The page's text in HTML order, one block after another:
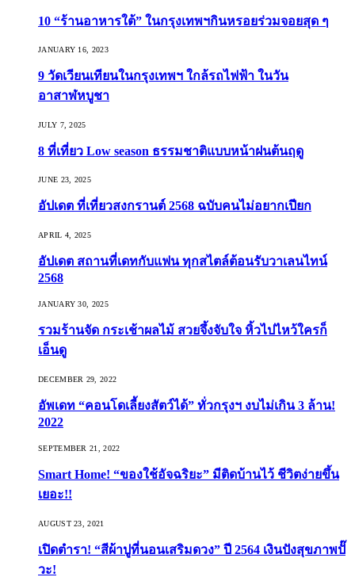
10 “ร้านอาหารใต้” ในกรุงเทพฯกินหรอยร่วมจอยสุด ๆ
JANUARY 16, 2023
9 วัดเวียนเทียนในกรุงเทพฯ ใกล้รถไฟฟ้า ในวัน
อาสาฬหบูชา
JULY 7, 2025
8 ที่เที่ยว Low season ธรรมชาติแบบหน้าฝนต้นฤดู️
JUNE 23, 2025
อัปเดต ที่เที่ยวสงกรานต์ 2568 ฉบับคนไม่อยากเปียก
APRIL 4, 2025
อัปเดต สถานที่เดทกับแฟน ทุกสไตล์ต้อนรับวาเลนไทน์
2568
JANUARY 30, 2025
รวมร้านจัด กระเช้าผลไม้ สวยจึ้งจับใจ หิ้วไปไหว้ใครก็
เอ็นดู
DECEMBER 29, 2022
อัพเดท “คอนโดเลี้ยงสัตว์ได้” ทั่วกรุงฯ งบไม่เกิน 3 ล้าน!
2022
SEPTEMBER 21, 2022
Smart Home! “ของใช้อัจฉริยะ” มีติดบ้านไว้ ชีวิตง่ายขึ้น
เยอะ!!
AUGUST 23, 2021
เปิดตำรา! “สีผ้าปูที่นอนเสริมดวง” ปี 2564 เงินปังสุขภาพปั๊
วะ!